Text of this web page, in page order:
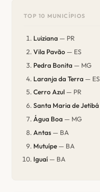
TOP 10 MUNICÍPIOS
Luiziana — PR
Vila Pavão — ES
Pedra Bonita — MG
Laranja da Terra — ES
Cerro Azul — PR
Santa Maria de Jetibá
Água Boa — MG
Antas — BA
Mutuípe — BA
Iguaí — BA